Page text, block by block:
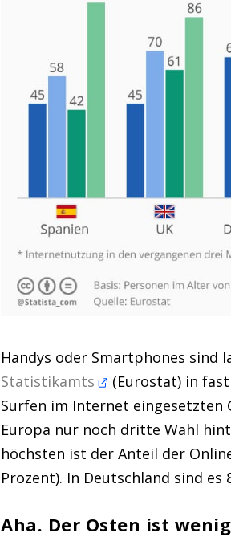
Handys oder Smartphones sind
Statistikamts
(Eurostat) in
Surfen im Internet eingesetzten
Europa nur noch dritte Wahl
höchsten ist der Anteil der
Prozent). In Deutschland sind es
Aha. Der Osten ist